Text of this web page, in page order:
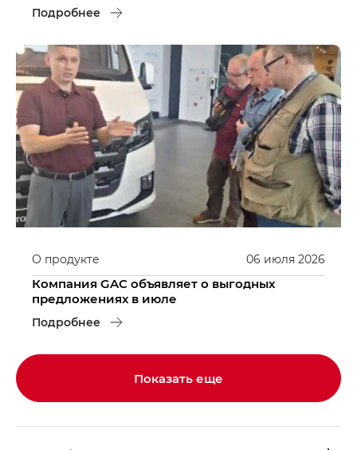
Подробнее
06 июля 2026
О продукте
Компания GAC объявляет о выгодных
предложениях в июле
Подробнее
Показать еще